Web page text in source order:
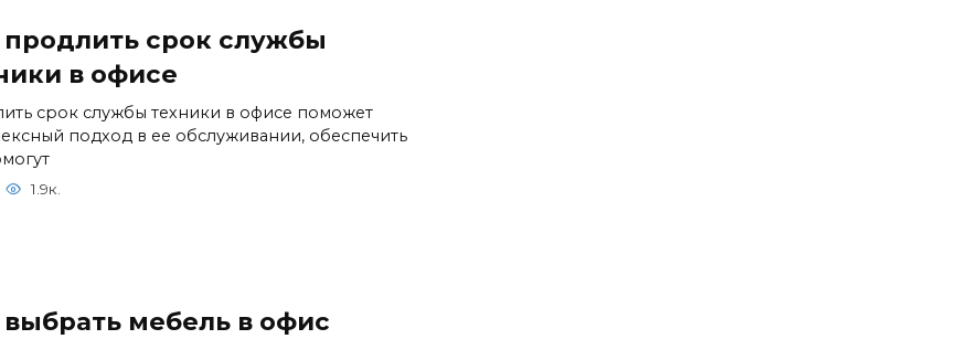
продлить срок службы
в офисе
срок службы техники в офисе поможет
подход в ее обслуживании, обеспечить
1.9к.
выбрать мебель в офис